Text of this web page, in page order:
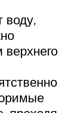
воду,
верхнего